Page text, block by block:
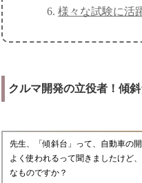
様々な試験に活
クルマ開発の立役者！傾
先生、「傾斜台」って、自動車の
よく使われるって聞きましたけど
なものですか？